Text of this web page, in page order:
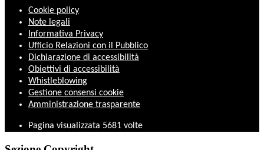
Cookie policy
Note legali
Informativa Privacy
Ufficio Relazioni con il Pubblico
Dichiarazione di accessibilità
Obiettivi di accessibilità
Whistleblowing
Gestione consensi cookie
Amministrazione trasparente
Pagina visualizzata 5681 volte